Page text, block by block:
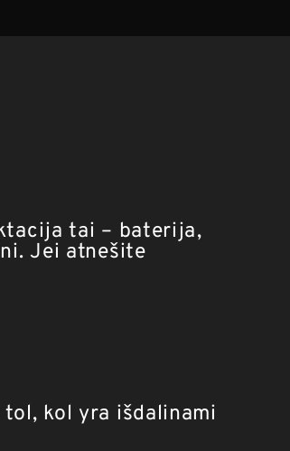
tai – baterija,
Jei atnešite
kol yra išdalinami